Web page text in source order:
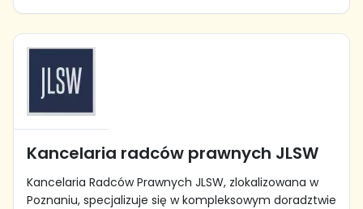
Kancelaria radców prawnych JLSW
Kancelaria Radców Prawnych JLSW, zlokalizowana w
Poznaniu, specjalizuje się w kompleksowym doradztwie